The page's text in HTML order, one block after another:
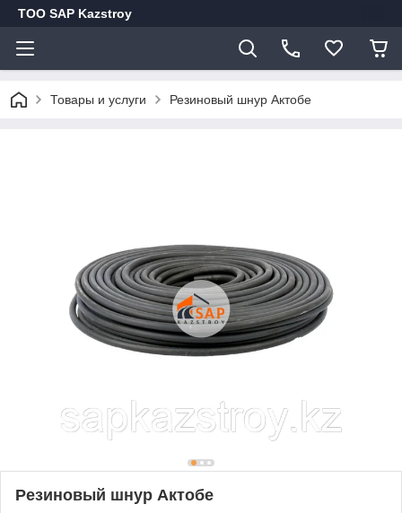
ТОО SAP Kazstroy
Товары и услуги Резиновый шнур Актобе
Резиновый шнур Актобе